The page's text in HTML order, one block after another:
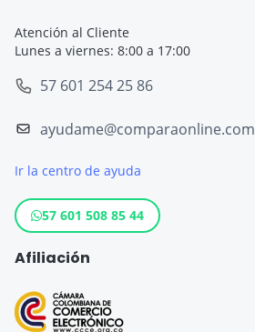
Seguro de Viaje Cruceros
SOAT
Tarjeta de Crédito
Crédito de Vehículo
Crédito Hipotecario
Crédito de Consumo
Cuenta de ahorro
Seguro para Motos
Atención al Cliente
Lunes a viernes: 8:00 a 17:00
57 601 254 25 86
ayudame@comparaonline.com
Ir la centro de ayuda
57 601 508 85 44
Afiliación